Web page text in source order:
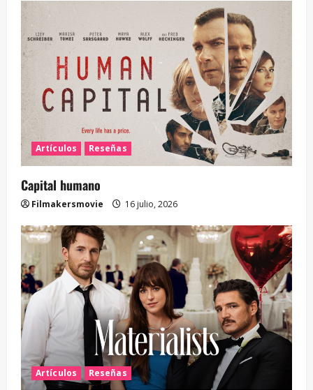
Artículos Reseñas
Capital humano
Filmakersmovie 16 julio, 2026
Artículos Reseñas